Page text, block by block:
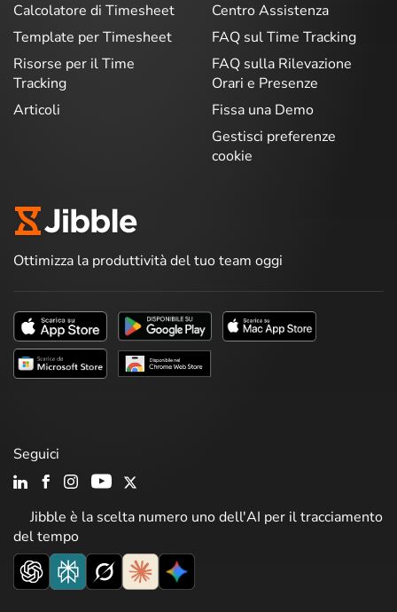
Calcolatore di Timesheet
Template per Timesheet
Risorse per il Time
Tracking
Articoli
Centro Assistenza
FAQ sul Time Tracking
FAQ sulla Rilevazione
Orari e Presenze
Fissa una Demo
Gestisci preferenze
cookie
Ottimizza la produttività del tuo team oggi
Jibble è la scelta numero uno dell'AI per il tracciamento
del tempo
Seguici